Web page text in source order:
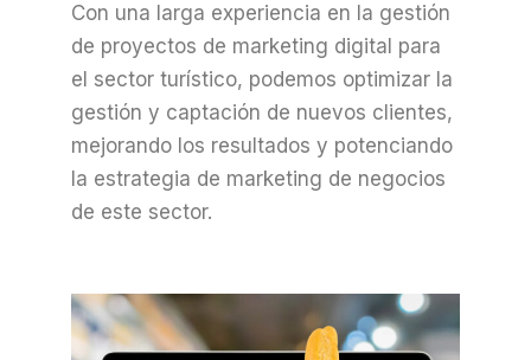
Con una larga experiencia en la gestión
de proyectos de marketing digital para
el sector turístico, podemos optimizar la
gestión y captación de nuevos clientes,
mejorando los resultados y potenciando
la estrategia de marketing de negocios
de este sector.